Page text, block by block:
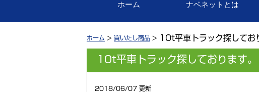
ホーム ナベネットとは
ホーム > 買いたし商品 > 10t平車トラック探してお
10t平車トラック探しております。
2018/06/07 更新